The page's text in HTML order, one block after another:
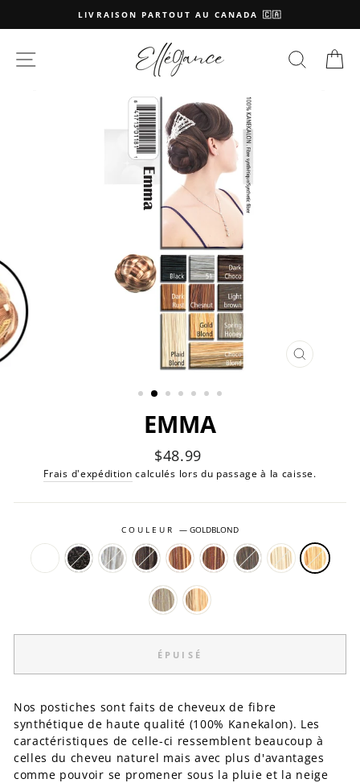
au
LIVRAISON PARTOUT AU CANADA 🇨🇦
FERMER
EMMA
Prix
régulier
$48.99
Frais d'expédition calculés lors du passage à la caisse.
COULEUR—GOLDBLOND
ÉPUISÉ
Nos postiches sont faits de cheveux de fibre
synthétique de haute qualité (100% Kanekalon). Les
caractéristiques de celle-ci ressemblent beaucoup à
celles du cheveu naturel mais avec plus d'avantages
comme pouvoir se promener sous la pluie et la neige